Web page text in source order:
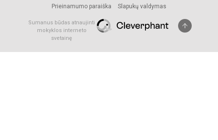
Prieinamumo paraiška Slapukų valdymas
Sumanus būdas atnaujinti
mokyklos interneto
svetainę